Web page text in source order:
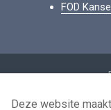
FOD
Deze website